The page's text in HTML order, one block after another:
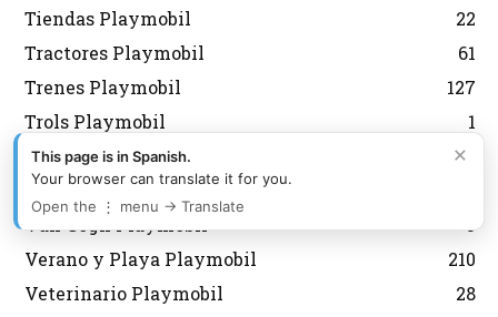
Tiendas Playmobil
22
Tractores Playmobil
61
Trenes Playmobil
127
Trols Playmobil
1
Unboxing Playmobil
75
Vacaciones Playmobil
Van Gogh Playmobil
5
Verano y Playa Playmobil
210
Veterinario Playmobil
28
×
This page is in Spanish.
Your browser can translate it for you.
Open the ⋮ menu → Translate